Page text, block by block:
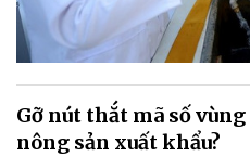
Gỡ nút thắt mã số
nông sản xuất khẩu?